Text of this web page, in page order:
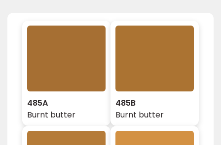
485A
Burnt butter
485B
Burnt butter